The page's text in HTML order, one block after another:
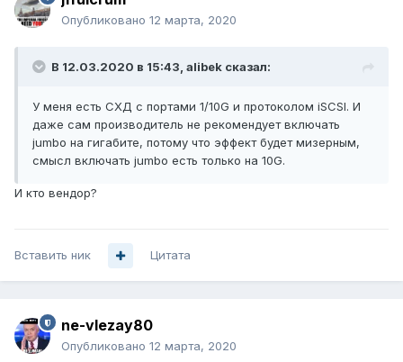
Опубликовано 12 марта, 2020
В 12.03.2020 в 15:43, alibek сказал:
У меня есть СХД с портами 1/10G и протоколом iSCSI. И
даже сам производитель не рекомендует включать
jumbo на гигабите, потому что эффект будет мизерным,
смысл включать jumbo есть только на 10G.
И кто вендор?
Вставить ник Цитата
ne-vlezay80
Опубликовано 12 марта, 2020